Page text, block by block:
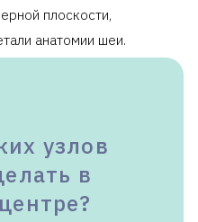
плоскости,
анатомии шеи.
узлов
в